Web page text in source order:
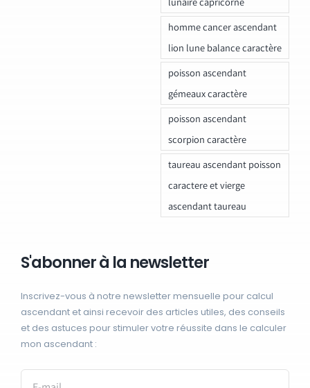
homme cancer ascendant
lion lune balance caractère
poisson ascendant
gémeaux caractère
poisson ascendant
scorpion caractère
taureau ascendant poisson
caractere et vierge
ascendant taureau
S'abonner à la newsletter
Inscrivez-vous à notre newsletter mensuelle pour calcul
ascendant et ainsi recevoir des articles utiles, des conseils
et des astuces pour stimuler votre réussite dans le calculer
mon ascendant :